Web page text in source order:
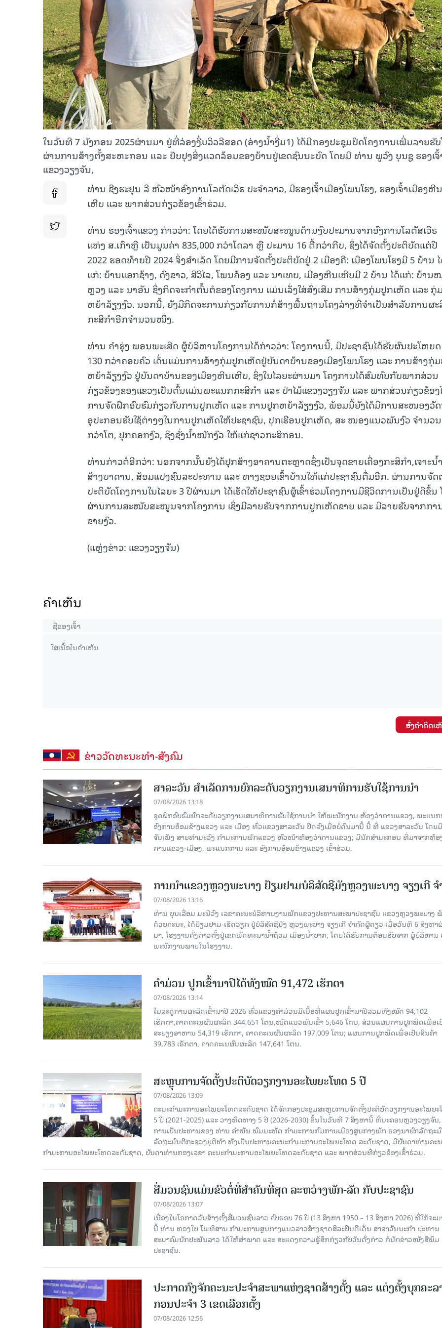
ໃນວັນທີ 7 ມັງກອນ 2025ຜ່ານມາ ຢູ່ທີ່ລ່ອງງື່ມວິວລີສອດ (ອ່າງນໍ້າງື່ມ1) ໄດ້ມີກອງປະຊຸມປິດໂຄງການເພີ່ມລາຍຮັບ
ຜ່ານການສ້າງຕັ້ງສະຫະກອນ ແລະ ປັບປຸງສິ່ງແວດລ້ອມຂອງບ້ານຢູ່ເຂດຊົນນະບົດ ໂດຍມີ ທ່ານ ພູວົງ ບຸນຊູ ຮອງເຈົ້
ແຂວງວຽງຈັນ,
ທ່ານ ຊືງຮະຢຸນ ລີ ຫົວໜ້າອົງການໂລຕັດເວິຣ ປະຈຳລາວ, ມີຮອງເຈົ້າເມືອງໂພນໂຮງ, ຮອງເຈົ້າເມືອງຫີນ
ເຫີບ ແລະ ພາກສ່ວນກ່ຽວຂ້ອງເຂົ້າຮ່ວມ.
ທ່ານ ຮອງເຈົ້າແຂວງ ກ່າວວ່າ: ໂດຍໄດ້ຮັບການສະໜັບສະໜູນດ້ານງົບປະມານຈາກອົງການໂລຕັສເວີຣ
ແຫ່ງ ສ.ເກົາຫຼີ ເປັນມູນຄ່າ 835,000 ກວ່າໂດລາ ຫຼື ປະມານ 16 ຕື້ກວ່າກີບ, ຊຶ່ງໄດ້ຈັດຕັ້ງປະຕິບັດແຕ່ປີ
2022 ຮອດທ້າຍປີ 2024 ຈຶ່ງສໍາເລັດ ໂດຍມີການຈັດຕັ້ງປະຕິບັດຢູ່ 2 ເມືອງຄື: ເມືອງໂພນໂຮງມີ 5 ບ້ານ
ແກ່: ບ້ານແອກຊ້າງ, ດົງຂາວ, ສີວິໄລ, ໂພນຄ້ອງ ແລະ ນາເທບ, ເມືອງຫີນເຫີບມີ 2 ບ້ານ ໄດ້ແກ່: ບ້ານ
ຫຼວງ ແລະ ນາອັນ ຊຶ່ງກິດຈະກຳຕົ້ນຕໍຂອງໂຄງການ ແມ່ນເລັ່ງໃສ່ສົ່ງເສີມ ການສ້າງກຸ່ມປູກເຫັດ ແລະ ກຸ່
ຫຍ້າລ້ຽງງົວ. ນອກນີ້, ຍັງມີກິດຈະການກ່ຽວກັບການກໍ່ສ້າງພື້ນຖານໂຄງລ່າງທີ່ຈຳເປັນສຳລັບການຜະ
ກະສິກຳອີກຈຳນວນໜຶ່ງ.
ທ່ານ ຄຳຮຸ່ງ ພອນພະເສີດ ຜູ້ບໍລິຫານໂຄງການໄດ້ກ່າວວ່າ: ໂຄງການນີ້, ມີປະຊາຊົນໄດ້ຮັບຜົນປະໂຫຍດ
130 ກວ່າຄອບຄົວ ເດັ່ນແມ່ນການສ້າງກຸ່ມປູກເຫັດຢູ່ບັນດາບ້ານຂອງເມືອງໂພນໂຮງ ແລະ ການສ້າງກຸ່
ຫຍ້າລ້ຽງງົວ ຢູ່ບັນດາບ້ານຂອງເມືອງຫີນເຫີບ, ຊຶ່ງໃນໄລຍະຜ່ານມາ ໂຄງການໄດ້ສົມທົບກັບພາກສ່ວນ
ກ່ຽວຂ້ອງຂອງແຂວງເປັນຕົ້ນແມ່ນພະແນກກະສິກຳ ແລະ ປ່າໄມ້ແຂວງວຽງຈັນ ແລະ ພາກສ່ວນກ່ຽວຂ້ອງ
ການຈັດຝຶກອົບຮົມກ່ຽວກັບການປູກເຫັດ ແລະ ການປູກຫຍ້າລ້ຽງງົວ, ພ້ອມນີ້ຍັງໄດ້ມີການສະໜອງວັ
ອຸປະກອນຮັບໃຊ້ຕ່າງໆໃນການປູກເຫັດໃຫ້ປະຊາຊົນ, ປຸກເຮືອນປູກເຫັດ, ສະ ໜອງແນວພັນງົວ ຈຳນວ
ກວ່າໂຕ, ປຸກຄອກງົວ, ຊິງຊັ່ງນໍ້າໜັກງົວ ໃຫ້ແກ່ຊາວກະສິກອນ.
ທ່ານກ່າວຕໍ່ອີກວ່າ: ນອກຈາກນັ້ນຍັງໄດ້ປຸກສ້າງອາຄານຕະຫຼາດຊຶ່ງເປັນຈຸດຂາຍເຄື່ອງກະສິກຳ,ເຈາະນໍ້າ
ສ້າງບາດານ, ສ້ອມແປງຊົນລະປະທານ ແລະ ທາງຊອຍເຂົ້າບ້ານໃຫ້ແກ່ປະຊາຊົນຕື່ມອີກ. ຜ່ານການຈັດ
ປະຕິບັດໂຄງການໃນໄລຍະ 3 ປີຜ່ານມາ ໄດ້ເຮັດໃຫ້ປະຊາຊົນຜູ້ເຂົ້າຮ່ວມໂຄງການມີຊີວິດການເປັນຢູ່ດີຂຶ້ນ
ຜ່ານການສະໜັບສະໜູນຈາກໂຄງການ ເຊິ່ງມີລາຍຮັບຈາກການປູກເຫັດຂາຍ ແລະ ມີລາຍຮັບຈາກກາ
ຂາຍງົວ.
(ແຫຼ່ງຂ່າວ: ແຂວງວຽງຈັນ)
ຄໍາເຫັນ
ສົ່ງຄໍາຄິດເ
ຂ່າວວັດທະນະທຳ-ສັງຄົມ
ສາລະວັນ ສໍາເລັດການຍົກລະດັບວຽກງານເສນາທິການຮັບໃຊ້ການນໍາ
07/08/2026 13:18
ຊຸດຝຶກອົບຮົມຍົກລະດັບວຽກງານເສນາທິການຮັບໃຊ້ການນໍາ ໃຫ້ພະນັກງານ ຫ້ອງວ່າການແຂວງ, ພະແນ
ອົງການອ້ອມຂ້າງແຂວງ ແລະ ເມືອງ ທົ່ວແຂວງສາລະວັນ ປິດລົງເມື່ອ​ບໍ່​ດົນ​ມາ​ນີ້ ນີ້ ທີ່ ແຂວງສາລະວັນ ໂດຍ​
ຈັນເພັງ ສາຍທຳມະວົງ ກຳມະການພັກແຂວງ ຫົວໜ້າຫ້ອງວ່າການແຂວງ; ມີນັກສຳມະກອນ ທີ່ມາຈາກຫ້ອ
ການແຂວງ-ເມືອງ, ພະແນກການ ແລະ ອົງການອ້ອມຂ້າງແຂວງ ເຂົ້າຮ່ວມ.
ການນຳແຂວງຫຼວງພະບາງ ຢ້ຽມ​ຢາມບໍ​ລິ​ສັດຊີມັງຫຼວງພະບາງ ຈຽງເກີ ຈໍ
07/08/2026 13:16
ທ່ານ ບຸນເລື່ອມ ມະນີວົງ ເລ​ຂາ​ຄະ​ນະ​ບໍ​ລິ​ຫານ​ງານ​ພັກແຂວງປະທານສະພາປະຊາຊົນ ແຂວງຫຼວງພະບາງ
ດ້ວຍຄະນະ, ໄດ້ຢ້ຽມຢາມ-ເຮັດວຽກ ຢູ່ບໍລິສັດຊີມັງ ຫຼວງພະບາງ ຈຽງເກີ ຈໍາກັດຜູ້ດຽວ ເມື່ອ​ວັນ​ທີ 6 ສິງ​ຫາ​
ມາ, ໂຮງ​ງານ​ດັ່ງ​ກ່າວຕັ້ງຢູ່ເຂດພັດທະນານ້ຳຖ້ວມ ເມືອງນໍ້າບາກ, ໂດຍໄດ້ຮັບການຕ້ອນຮັບຈາກ ຜູ້ບໍລິຫານ
ພະນັກງານພາຍໃນໂຮງງານ.
ຄໍາມ່ວນ ປູກເຂົ້ານາປີໄດ້ທັງໝົດ 91,472 ເຮັກຕາ
07/08/2026 13:14
ໃນລະດູການຜະລິດເຂົ້ານາປີ 2026 ທົ່ວແຂວງຄໍາມ່ວນມີເນື້ອທີ່ແຜນປູກເຂົ້ານາປີລວມທັງໝົດ 94,102
ເຮັກຕາ,ຄາດຄະເນຜົນຜະລິດ 344,651 ໂຕນ,ໝົດແນວພັນເຂົ້າ 5,646 ໂຕນ, ສ່ວນແຜນການປູກພືດເພື່ອເ
ສະບຽງອາຫານ 54,319 ເຮັກຕາ, ຄາດຄະເນຜົນຜະລິດ 197,009 ໂຕນ; ແຜນການປູກພືດເພື່ອເປັນສິນຄ້າ
39,783 ເຮັກຕາ, ຄາດຄະເນຜົນຜະລິດ 147,641 ໂຕນ.
ສະຫຼຸບການຈັດຕັ້ງປະຕິບັດວຽກງານອະໄພຍະໂທດ 5 ປີ
07/08/2026 13:09
ຄະນະກຳມະການອະໄພຍະໂທດລະດັບຊາດ ໄດ້ຈັດກອງປະຊຸມສະຫຼຸບການຈັດຕັ້ງປະຕິບັດວຽກງານອະໄພຍ
5 ປີ (2021-2025) ແລະ ວາງທິດທາງ 5 ປີ (2026-2030) ຂຶ້ນໃນວັນທີ 7 ສິງຫານີ້ ທີ່ນະຄອນຫຼວງວຽງຈັນ
ການເປັນປະທານຂອງ ທ່ານ ຄໍາພັນ ພົມມະທັດ ກຳມະການກົມການເມືອງສູນກາງພັກ ຮອງນາຍົກລັດຖະ
ລັດຖະມົນຕີກະຊວງຍຸຕິທຳ ທັງເປັນປະທານຄະນະກຳມະການອະໄພຍະໂທດ ລະດັບຊາດ, ມີບັນດາທ່ານຄະ
ກໍາມະການອະໄພຍະໂທດລະດັບຊາດ, ບັນດາທ່ານກອງເລຂາ ຄະນະກຳມະການອະໄພຍະໂທດລະດັບຊາດ ແລະ ພາກສ່ວນທີ່ກ່ຽວຂ້ອງເຂົ້າຮ່ວມ.
ສື່ມວນຊົນແມ່ນຂົວຕໍ່ທີ່ສໍາຄັນທີ່ສຸດ ລະຫວ່າງພັກ-ລັດ ກັບປະຊາຊົນ
07/08/2026 13:07
ເນື່ອງໃນໂອກາດວັນສ້າງຕັ້ງສື່ມວນຊົນລາວ ຄົບຮອບ 76 ປີ (13 ສິງຫາ 1950 – 13 ສິງຫາ 2026) ທີ່ໃກ້ຈະມ
ນີ້ ທ່ານ ທອງໃບ ໂພທິສານ ກໍາມະການສູນກາງແນວລາວສ້າງຊາດສິລະປິນດີເດັ່ນ ສາຂາວັນນະກໍາ ປະທານ
ສະມາຄົມນັກປະພັນລາວ ໄດ້ໃຫ້ສໍາພາດ ແລະ ສະແດງຄວາມຮູ້ສຶກກ່ຽວກັບວັນດັ່ງກ່າວ ຕໍ່ນັກຂ່າວໜັງສືພິມ
ປະຊາຊົນ.
ປະກາດກົງຈັກຄະນະປະຈໍາສະພາແຫ່ງຊາດສ້າງຕັ້ງ ແລະ ແຕ່ງຕັ້ງບຸກຄະລ
ກອນປະຈໍາ 3 ເຂດເລືອກຕັ້ງ
07/08/2026 12:56
15.040(07-08-